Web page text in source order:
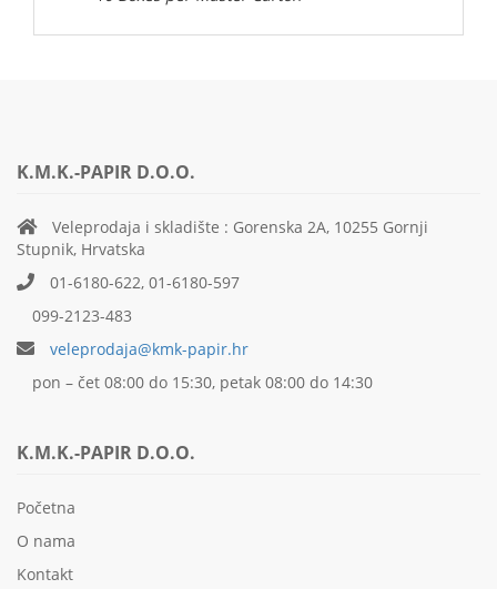
K.M.K.-PAPIR D.O.O.
Veleprodaja i skladište : Gorenska 2A, 10255 Gornji
Stupnik, Hrvatska
01-6180-622, 01-6180-597
099-2123-483
veleprodaja@kmk-papir.hr
pon – čet 08:00 do 15:30, petak 08:00 do 14:30
K.M.K.-PAPIR D.O.O.
Početna
O nama
Kontakt